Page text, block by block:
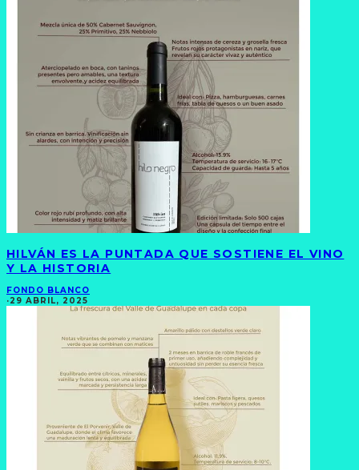
HILVÁN ES LA PUNTADA QUE SOSTIENE EL VINO
Y LA HISTORIA
FONDO BLANCO
·29 ABRIL, 2025